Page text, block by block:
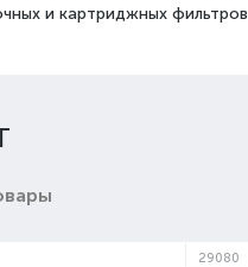
и картриджных
29080